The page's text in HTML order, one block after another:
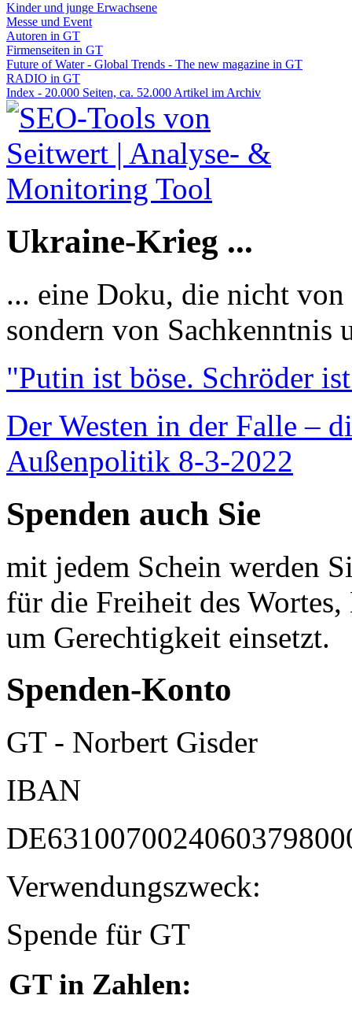
Kinder und junge Erwachsene
Messe und Event
Autoren in GT
Firmenseiten in GT
Future of Water - Global Trends - The new magazine in GT
RADIO in GT
Index - 20.000 Seiten, ca. 52.000 Artikel im Archiv
Ukraine-Krieg ...
... eine Doku, die nicht
sondern von Sachkenntnis
"Putin ist böse. Schröder
Der Westen in der Falle –
Außenpolitik 8-3-2022
Spenden auch Sie
mit jedem Schein werden
für die Freiheit des
um Gerechtigkeit einsetzt.
Spenden-Konto
GT - Norbert Gisder
IBAN
Verwendungszweck:
Spende für GT
GT in Zahlen: